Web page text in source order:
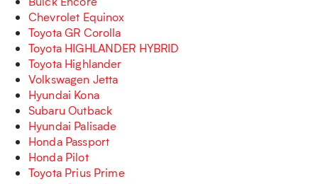
Chevrolet Equinox
Toyota GR Corolla
Toyota HIGHLANDER HYBRID
Toyota Highlander
Volkswagen Jetta
Hyundai Kona
Subaru Outback
Hyundai Palisade
Honda Passport
Honda Pilot
Toyota Prius Prime